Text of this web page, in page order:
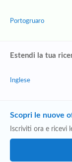
Portogruaro
Estendi la tua
Inglese
Scopri le nuove
Iscriviti ora e ricevi